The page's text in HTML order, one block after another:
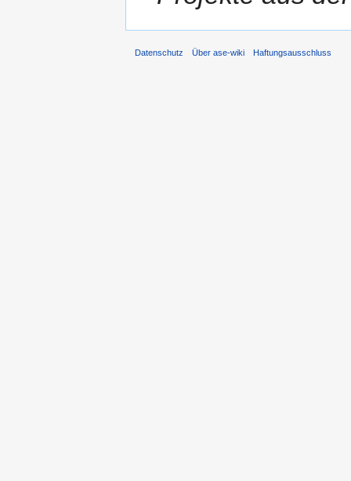
Datenschutz Über ase-wiki Haftungsausschluss